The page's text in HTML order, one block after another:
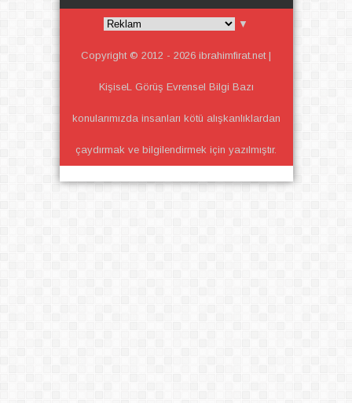
▼
Copyright © 2012 - 2026 ibrahimfirat.net |
KişiseL Görüş Evrensel Bilgi Bazı
konularımızda insanları kötü alışkanlıklardan
çaydırmak ve bilgilendirmek için yazılmıştır.